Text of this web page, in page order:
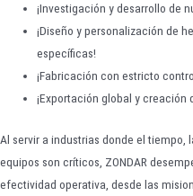
¡Investigación y desarrollo de
¡Diseño y personalización de
específicas!
¡Fabricación con estricto
¡Exportación global y creación
Al servir a industrias donde el tiempo,
equipos son críticos, ZONDAR
efectividad operativa, desde las